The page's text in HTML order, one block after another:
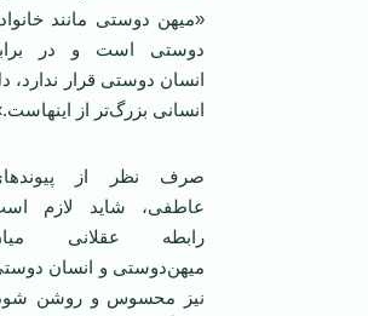
«میهن دوستی مانند
دوستی است و در
انسان دوستی قرار ندارد،
انسانی بزرگ‌تر از
صرف نظر از
عاطفی، شايد لازم
رابطه عقلانی
ميهن‌دوستی و انسان
نيز محسوس و روشن